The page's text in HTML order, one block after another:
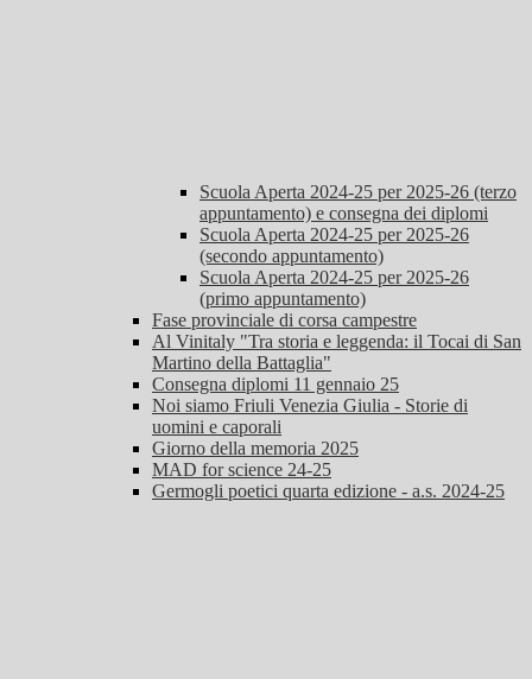
Scuola Aperta 2024-25 per 2025-26 (terzo
appuntamento) e consegna dei diplomi
Scuola Aperta 2024-25 per 2025-26
(secondo appuntamento)
Scuola Aperta 2024-25 per 2025-26
(primo appuntamento)
Fase provinciale di corsa campestre
Al Vinitaly "Tra storia e leggenda: il Tocai di San
Martino della Battaglia"
Consegna diplomi 11 gennaio 25
Noi siamo Friuli Venezia Giulia - Storie di
uomini e caporali
Giorno della memoria 2025
MAD for science 24-25
Germogli poetici quarta edizione - a.s. 2024-25